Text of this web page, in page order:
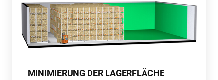
MINIMIERUNG DER LAGERFLÄCHE